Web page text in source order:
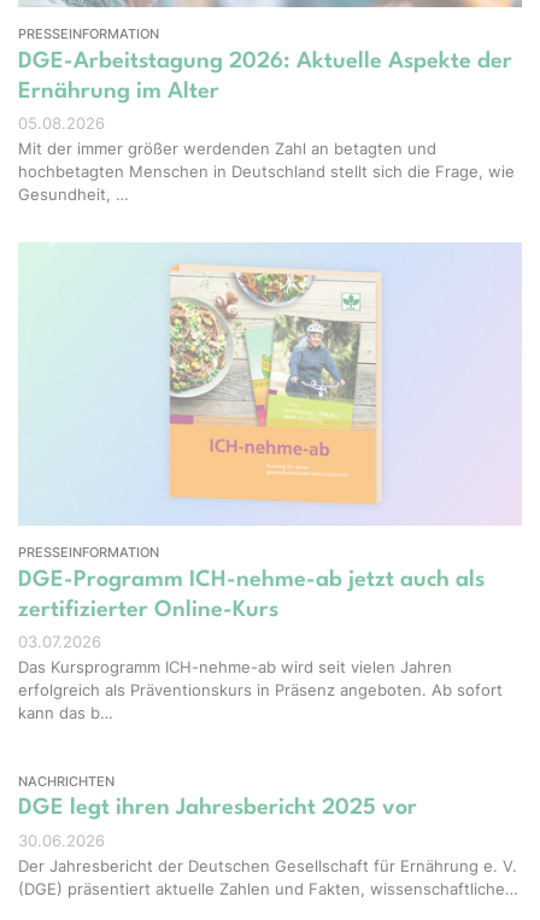
PRESSEINFORMATION
DGE-Arbeitstagung 2026: Aktuelle Aspekte der
Ernährung im Alter
05.08.2026
Mit der immer größer werdenden Zahl an betagten und
hochbetagten Menschen in Deutschland stellt sich die Frage, wie
Gesundheit, …
PRESSEINFORMATION
DGE-Programm ICH-nehme-ab jetzt auch als
zertifizierter Online-Kurs
03.07.2026
Das Kursprogramm ICH-nehme-ab wird seit vielen Jahren
erfolgreich als Präventionskurs in Präsenz angeboten. Ab sofort
kann das b…
NACHRICHTEN
DGE legt ihren Jahresbericht 2025 vor
30.06.2026
Der Jahresbericht der Deutschen Gesellschaft für Ernährung e. V.
(DGE) präsentiert aktuelle Zahlen und Fakten, wissenschaftliche…